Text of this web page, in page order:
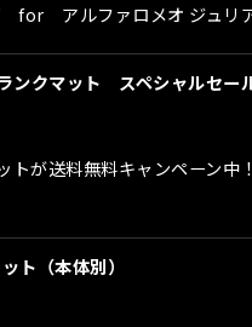
アルファロメオ ジュリ
ンクマット スペシャルセー
トが送料無料キャンペーン
ト（本体別）